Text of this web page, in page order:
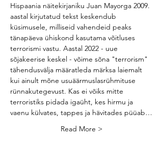
Hispaania näitekirjaniku Juan Mayorga 2009.
aastal kirjutatud tekst keskendub
küsimusele, milliseid vahendeid peaks
tänapäeva ühiskond kasutama võitluses
terrorismi vastu. Aastal 2022 - uue
sõjakeerise keskel - võime sõna "terrorism"
tähendusvälja määratleda märksa laiemalt
kui ainult mõne usuäärmuslasrühmituse
rünnakutegevust. Kas ei võiks mitte
terroristiks pidada igaüht, kes hirmu ja
vaenu külvates, tappes ja hävitades püüab…
Read More >